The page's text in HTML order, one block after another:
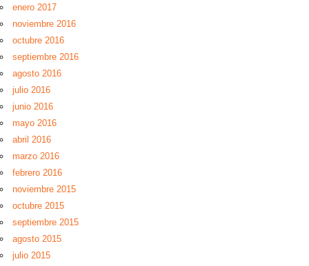
enero 2017
noviembre 2016
octubre 2016
septiembre 2016
agosto 2016
julio 2016
junio 2016
mayo 2016
abril 2016
marzo 2016
febrero 2016
noviembre 2015
octubre 2015
septiembre 2015
agosto 2015
julio 2015